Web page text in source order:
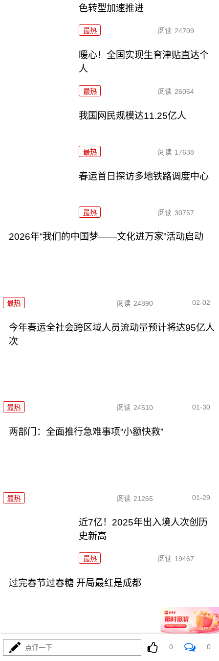
色转型加速推进
最热 阅读 24709
暖心！全国实现生育津贴直达个
人
最热 阅读 26064
我国网民规模达11.25亿人
最热 阅读 17638
春运首日探访多地铁路调度中心
最热 阅读 30757
2026年“我们的中国梦——文化进万家”活动启动
最热 阅读 24890 02-02
今年春运全社会跨区域人员流动量预计将达95亿人
次
最热 阅读 24510 01-30
两部门：全面推行急难事项“小额快救”
最热 阅读 21265 01-29
近7亿！2025年出入境人次创历
史新高
最热 阅读 19467
过完春节过春糖 开局最红是成都
最热 24111 01-27
点评一下 0 0